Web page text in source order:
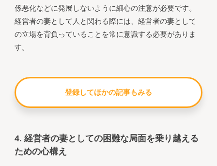
係悪化などに発展しないように細心の注意が必要です。
経営者の妻として人と関わる際には、経営者の妻として
の立場を背負っていることを常に意識する必要がありま
す。
登録してほかの記事もみる
4. 経営者の妻としての困難な局面を乗り越える
ための心構え